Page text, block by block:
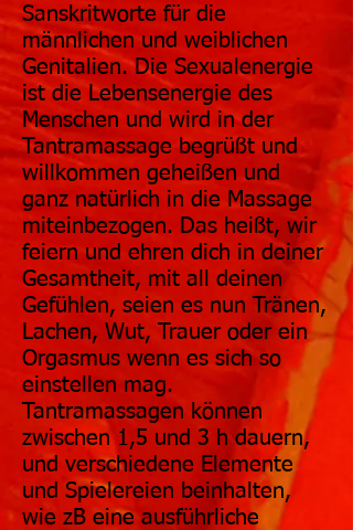
Sanskritworte für die
männlichen und weiblichen
Genitalien. Die Sexualenergie
ist die Lebensenergie des
Menschen und wird in der
Tantramassage begrüßt und
willkommen geheißen und
ganz natürlich in die Massage
miteinbezogen. Das heißt, wir
feiern und ehren dich in deiner
Gesamtheit, mit all deinen
Gefühlen, seien es nun Tränen,
Lachen, Wut, Trauer oder ein
Orgasmus wenn es sich so
einstellen mag.
Tantramassagen können
zwischen 1,5 und 3 h dauern,
und verschiedene Elemente
und Spielereien beinhalten,
wie zB eine ausführliche